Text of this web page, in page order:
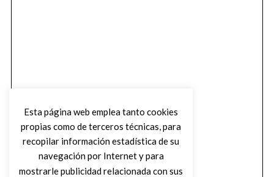
Esta página web emplea tanto cookies
propias como de terceros técnicas, para
recopilar información estadística de su
navegación por Internet y para
mostrarle publicidad relacionada con sus